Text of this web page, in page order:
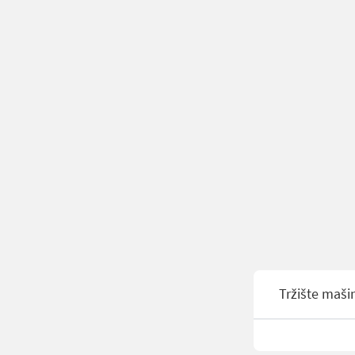
Tržište